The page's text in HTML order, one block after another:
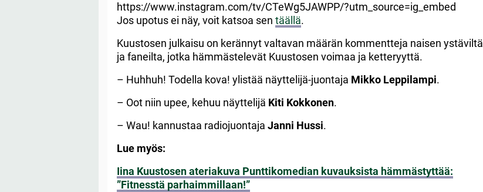
https://www.instagram.com/tv/CTeWg5JAWPP/?utm_source=ig_embed
Jos upotus ei näy, voit katsoa sen täällä.
Kuustosen julkaisu on kerännyt valtavan määrän kommentteja naisen ystäviltä
ja faneilta, jotka hämmästelevät Kuustosen voimaa ja ketteryyttä.
– Huhhuh! Todella kova! ylistää näyttelijä-juontaja Mikko Leppilampi.
– Oot niin upee, kehuu näyttelijä Kiti Kokkonen.
– Wau! kannustaa radiojuontaja Janni Hussi.
Lue myös:
Iina Kuustosen ateriakuva Punttikomedian kuvauksista hämmästyttää:
”Fitnesstä parhaimmillaan!”